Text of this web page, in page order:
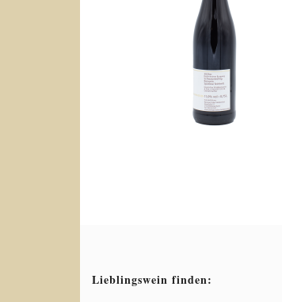
Lieblingswein finden: